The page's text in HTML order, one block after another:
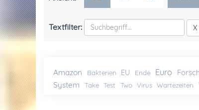
Textfilter: X
Amazon Bakterien EU Ende Euro
System Take Test Two Virus Wartezeiten